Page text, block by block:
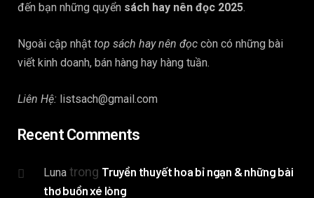
đến bạn những quyển sách hay nên đọc 2025.
Ngoài cập nhật top sách hay nên đọc còn có những bài
viết kinh doanh, bán hàng hay hàng tuần.
Liên Hệ: listsach@gmail.com
Recent Comments
Luna trong Truyền thuyết hoa bỉ ngạn & những bài
thơ buồn xé lòng